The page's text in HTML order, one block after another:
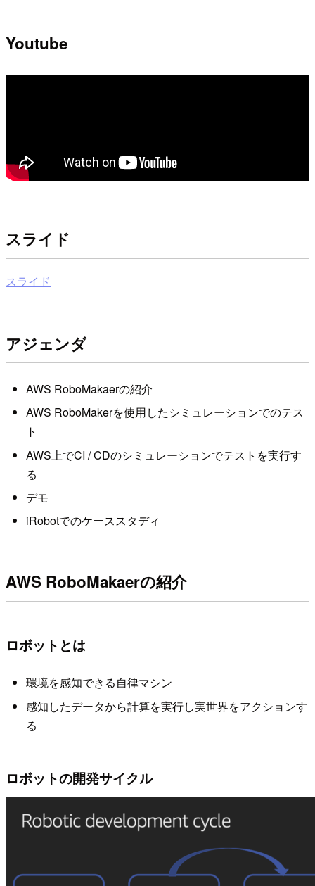
Youtube
スライド
スライド
アジェンダ
AWS RoboMakaerの紹介
AWS RoboMakerを使用したシミュレーションでのテス
ト
AWS上でCI / CDのシミュレーションでテストを実行す
る
デモ
iRobotでのケーススタディ
AWS RoboMakaerの紹介
ロボットとは
環境を感知できる自律マシン
感知したデータから計算を実行し実世界をアクションす
る
ロボットの開発サイクル